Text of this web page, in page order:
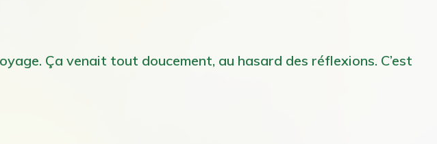
Ça venait tout doucement, au hasard des réflexions. C’est